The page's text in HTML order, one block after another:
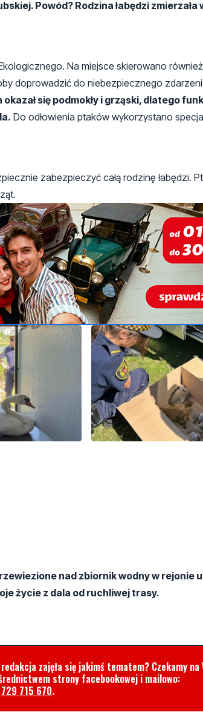
Powód? Rodzina łabędzi zmierzała
Na miejsce skierowano
doprowadzić do niebezpiecznego
się podmokły i grząski, dlatego
Do odłowienia ptaków wykorzystano
zabezpieczyć całą rodzinę łabędzi.
nad zbiornik wodny w rejonie
życie z dala od ruchliwej trasy.
zajęła się jakimś tematem? Czekamy na
strony facebookowej i mailowo:
729 715 670.